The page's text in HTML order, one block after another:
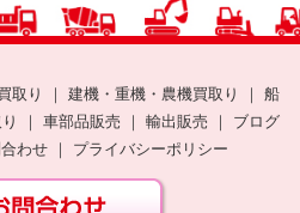
取り ｜ 建機・重機・農機買取り ｜ 船
｜ 車部品販売 ｜ 輸出販売 ｜ ブログ
わせ｜ プライバシーポリシー